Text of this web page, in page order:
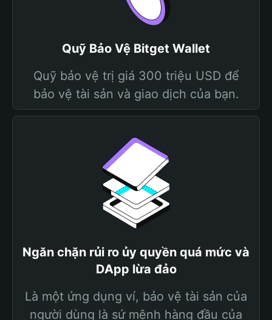
Quỹ Bảo Vệ Bitget Wallet
Quỹ bảo vệ trị giá 300 triệu USD để
bảo vệ tài sản và giao dịch của bạn.
Ngăn chặn rủi ro ủy quyền quá mức và
DApp lừa đảo
Là một ứng dụng ví, bảo vệ tài sản của
người dùng là sứ mệnh hàng đầu của